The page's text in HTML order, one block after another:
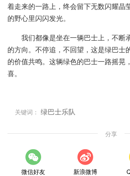
着走来的一路上，终会留下无数闪耀晶
的野心里闪闪发光。
我们都像是坐在一辆巴士上，不断
的方向。不停追，不回望，这是绿巴士
的价值共鸣。这辆绿色的巴士一路摇晃
喜。
关键词： 绿巴士乐队
分享
微信好友 新浪微博